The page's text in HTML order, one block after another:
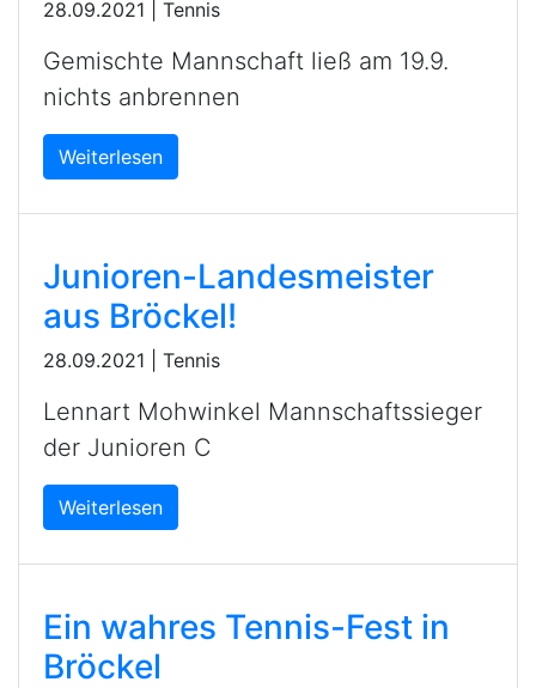
28.09.2021 Tennis
Gemischte Mannschaft ließ am 19.9.
nichts anbrennen
Weiterlesen
Junioren-Landesmeister
aus Bröckel!
28.09.2021 Tennis
Lennart Mohwinkel Mannschaftssieger
der Junioren C
Weiterlesen
Ein wahres Tennis-Fest in
Bröckel